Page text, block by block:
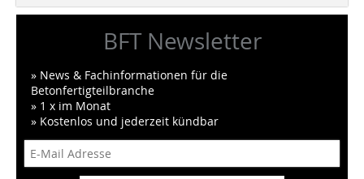
BFT Newsletter
» News & Fachinformationen für die
Betonfertigteilbranche
» 1 x im Monat
» Kostenlos und jederzeit kündbar